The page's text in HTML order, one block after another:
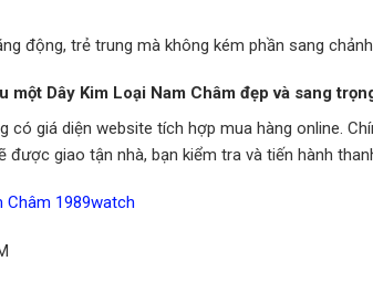
động, trẻ trung mà không kém phần sang chảnh
Dây Kim Loại Nam Châm đẹp và sang
có giá diện website tích hợp mua hàng online.
được giao tận nhà, bạn kiểm tra và tiến hành
Châm 1989watch